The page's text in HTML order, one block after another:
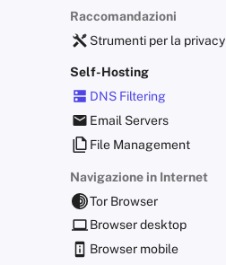
Raccomandazioni
Strumenti per la privacy
Self-Hosting
DNS Filtering
Email Servers
File Management
Navigazione in Internet
Tor Browser
Browser desktop
Browser mobile